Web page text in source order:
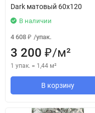
Dark матовый 60x120
В наличии
4 608 ₽ /упак.
3 200 ₽/м²
1 упак. = 1,44 м²
В корзину